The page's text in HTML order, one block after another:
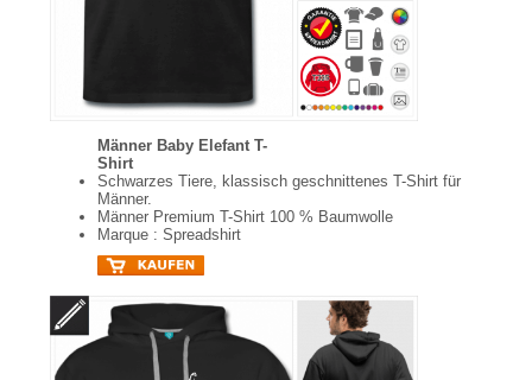
Männer Baby Elefant T-
Shirt
Schwarzes Tiere, klassisch geschnittenes T-Shirt für
Männer.
Männer Premium T-Shirt 100 % Baumwolle
Marque : Spreadshirt